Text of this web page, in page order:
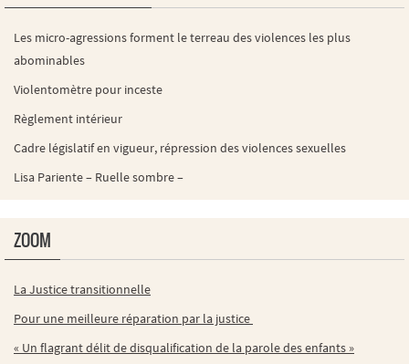
Les micro-agressions forment le terreau des violences les plus
abominables
Violentomètre pour inceste
Règlement intérieur
Cadre législatif en vigueur, répression des violences sexuelles
Lisa Pariente – Ruelle sombre –
ZOOM
La Justice transitionnelle
Pour une meilleure réparation par la justice
« Un flagrant délit de disqualification de la parole des enfants »